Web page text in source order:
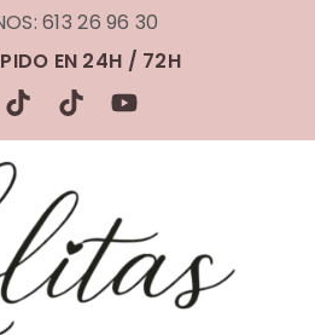
613 26 96 30
EN 24H / 72H